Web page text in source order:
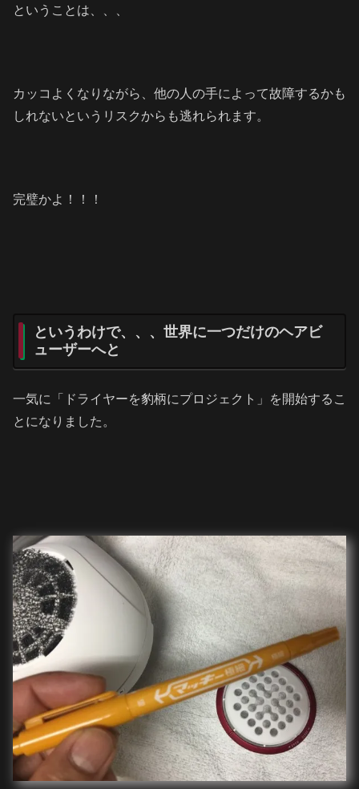
ということは、、、
カッコよくなりながら、他の人の手によって故障するかも
しれないというリスクからも逃れられます。
完璧かよ！！！
というわけで、、、世界に一つだけのヘアビ
ューザーへと
一気に「ドライヤーを豹柄にプロジェクト」を開始するこ
とになりました。